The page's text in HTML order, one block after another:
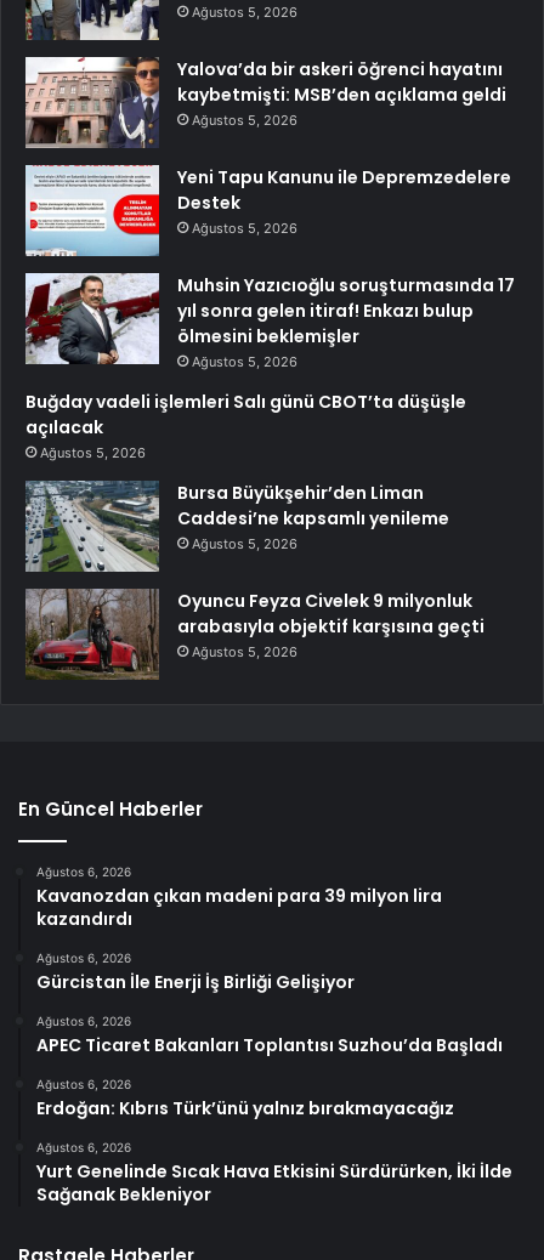
Ağustos 5, 2026
Yalova’da bir askeri öğrenci hayatını
kaybetmişti: MSB’den açıklama geldi
Ağustos 5, 2026
Yeni Tapu Kanunu ile Depremzedelere
Destek
Ağustos 5, 2026
Muhsin Yazıcıoğlu soruşturmasında 17
yıl sonra gelen itiraf! Enkazı bulup
ölmesini beklemişler
Ağustos 5, 2026
Buğday vadeli işlemleri Salı günü CBOT’ta düşüşle
açılacak
Ağustos 5, 2026
Bursa Büyükşehir’den Liman
Caddesi’ne kapsamlı yenileme
Ağustos 5, 2026
Oyuncu Feyza Civelek 9 milyonluk
arabasıyla objektif karşısına geçti
Ağustos 5, 2026
En Güncel Haberler
Ağustos 6, 2026
Kavanozdan çıkan madeni para 39 milyon lira
kazandırdı
Ağustos 6, 2026
Gürcistan İle Enerji İş Birliği Gelişiyor
Ağustos 6, 2026
APEC Ticaret Bakanları Toplantısı Suzhou’da Başladı
Ağustos 6, 2026
Erdoğan: Kıbrıs Türk’ünü yalnız bırakmayacağız
Ağustos 6, 2026
Yurt Genelinde Sıcak Hava Etkisini Sürdürürken, İki İlde
Sağanak Bekleniyor